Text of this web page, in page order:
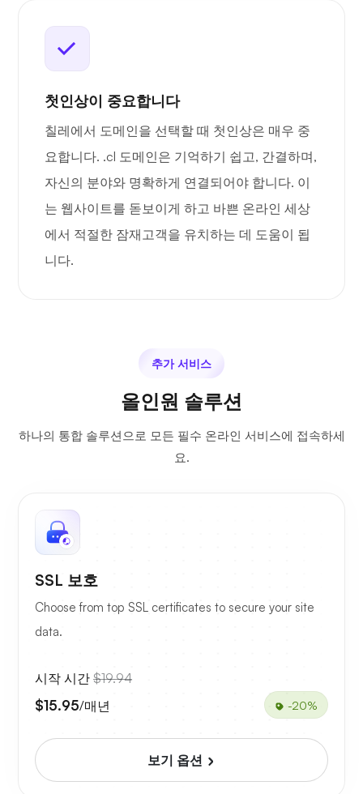
첫인상이 중요합니다
칠레에서 도메인을 선택할 때 첫인상은 매우 중
요합니다. .cl 도메인은 기억하기 쉽고, 간결하며,
자신의 분야와 명확하게 연결되어야 합니다. 이
는 웹사이트를 돋보이게 하고 바쁜 온라인 세상
에서 적절한 잠재고객을 유치하는 데 도움이 됩
니다.
추가 서비스
올인원 솔루션
하나의 통합 솔루션으로 모든 필수 온라인 서비스에 접속하세
요.
SSL 보호
Choose from top SSL certificates to secure your site
data.
시작 시간 $19.94
$15.95/매년 -20%
보기 옵션